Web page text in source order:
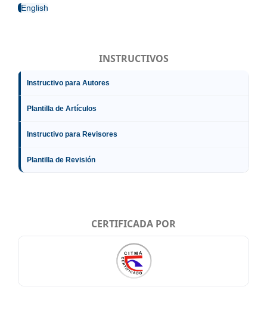
English
INSTRUCTIVOS
Instructivo para Autores
Plantilla de Artículos
Instructivo para Revisores
Plantilla de Revisión
CERTIFICADA POR